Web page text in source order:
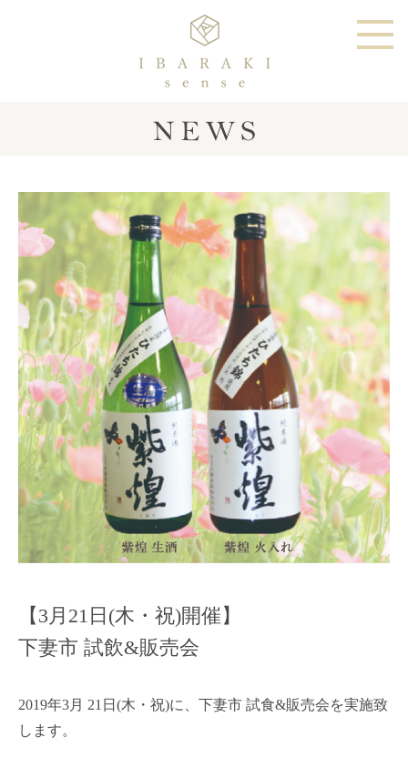
【3月21日(木・祝)開催】
下妻市 試飲&販売会
2019年3月 21日(木・祝)に、下妻市 試食&販売会を実施致
します。